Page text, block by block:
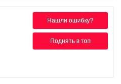
Нашли ошибку?
Поднять в топ